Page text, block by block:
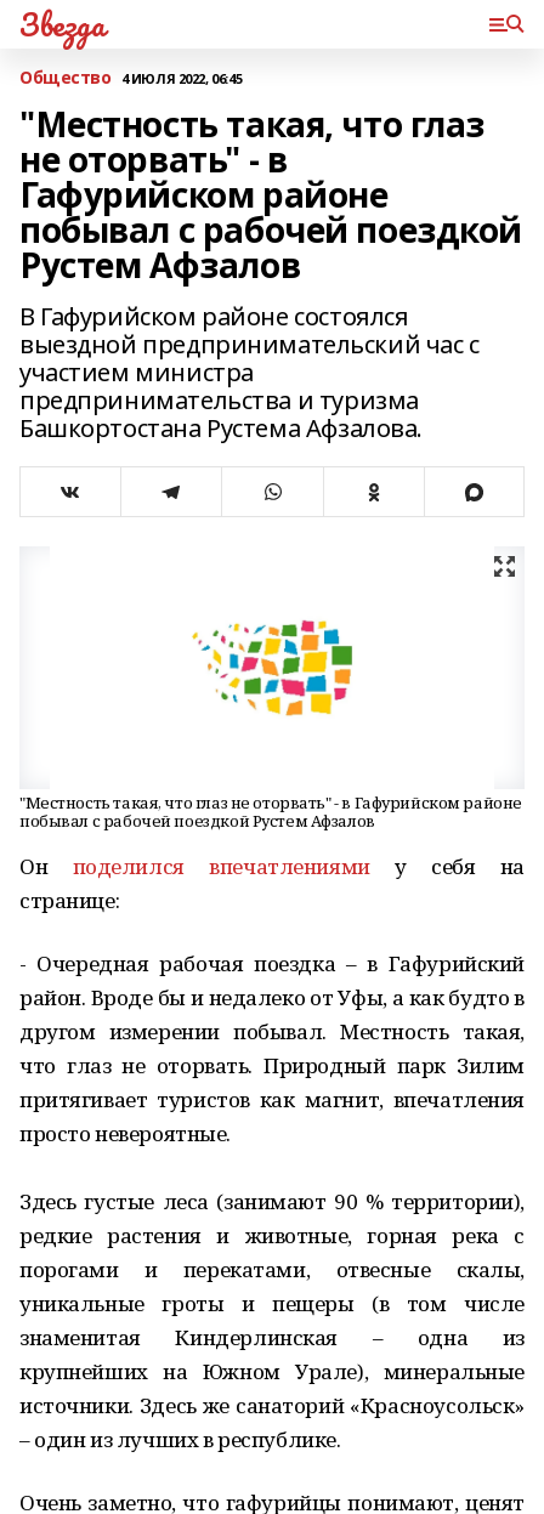
Звезда
Общество 4 ИЮЛЯ 2022, 06:45
"Местность такая, что глаз
не оторвать" - в
Гафурийском районе
побывал с рабочей поездкой
Рустем Афзалов
В Гафурийском районе состоялся
выездной предпринимательский час с
участием министра
предпринимательства и туризма
Башкортостана Рустема Афзалова.
"Местность такая, что глаз не оторвать" - в Гафурийском районе
побывал с рабочей поездкой Рустем Афзалов
Он поделился впечатлениямиу себя на
странице:
- Очередная рабочая поездка – в Гафурийский
район. Вроде бы и недалеко от Уфы, а как будто в
другом измерении побывал. Местность такая,
что глаз не оторвать. Природный парк Зилим
притягивает туристов как магнит, впечатления
просто невероятные.
Здесь густые леса (занимают 90 % территории),
редкие растения и животные, горная река с
порогами и перекатами, отвесные скалы,
уникальные гроты и пещеры (в том числе
знаменитая Киндерлинская – одна из
крупнейших на Южном Урале), минеральные
источники. Здесь же санаторий «Красноусольск»
– один из лучших в республике.
Очень заметно, что гафурийцы понимают, ценят